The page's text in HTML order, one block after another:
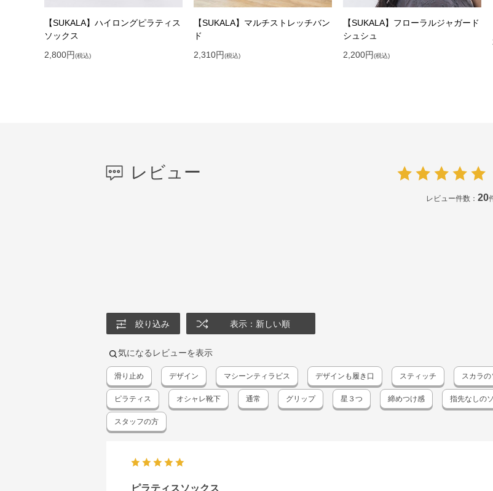
【SUKALA】ハイロングピラティス
ソックス
2,800円(税込)
【SUKALA】マルチストレッチバン
ド
2,310円(税込)
【SUKALA】フローラルジャガード
シュシュ
2,200円(税込)
レビュー
レビュー件数： 20
絞り込み 表示：新しい順
気になるレビューを表示
滑り止め デザイン マシーンティラビス デザインも履き口 スティッチ スカラの
ピラティス オシャレ靴下 通常 グリップ 星３つ 締めつけ感 指先なしの
スタッフの方
ピラティスソックス